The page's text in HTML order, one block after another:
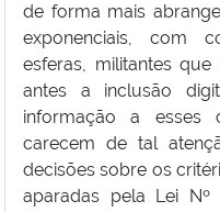
de forma mais
exponenciais, com
esferas, militantes
antes a inclusão
informação a esses
carecem de tal
decisões sobre os
aparadas pela Lei Nº